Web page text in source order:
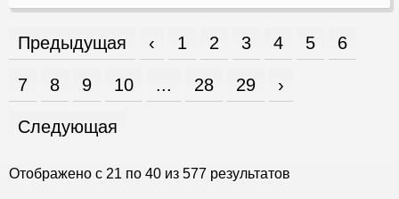
Предыдущая ‹ 1 2 3 4 5 6
7 8 9 10 ... 28 29 ›
Следующая
Отображено с 21 по 40 из 577 результатов